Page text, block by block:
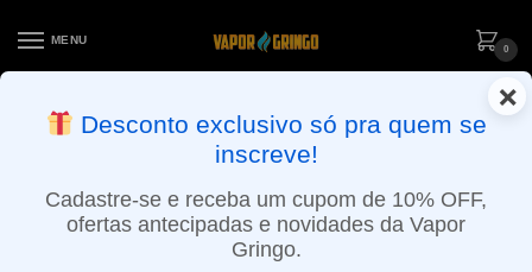
MENU
0
ENTREGA NO MESMO DIA EM SÃO PAULO (SEG A SEX): PEDIDOS
APROVADOS ATÉ 15:30 VIA MOTOBOY
×
Desconto exclusivo só pra quem se
inscreve!
Cadastre-se e receba um cupom de 10% OFF,
ofertas antecipadas e novidades da Vapor
Gringo.